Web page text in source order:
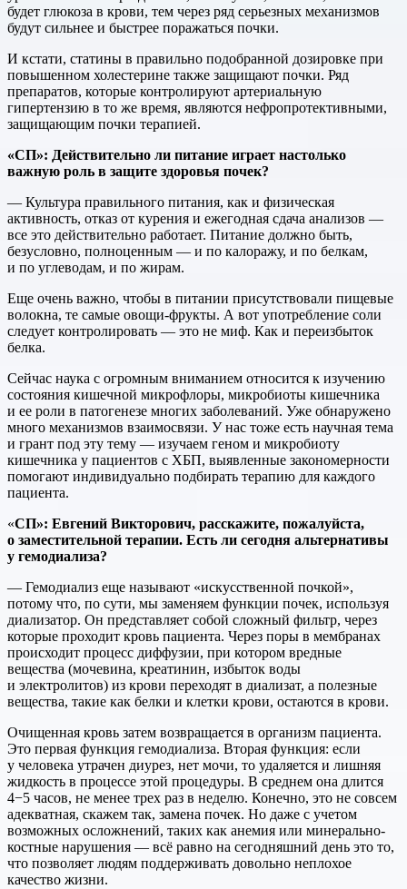
будет глюкоза в крови, тем через ряд серьезных механизмов
будут сильнее и быстрее поражаться почки.
И кстати, статины в правильно подобранной дозировке при
повышенном холестерине также защищают почки. Ряд
препаратов, которые контролируют артериальную
гипертензию в то же время, являются нефропротективными,
защищающим почки терапией.
«СП»: Действительно ли питание играет настолько
важную роль в защите здоровья почек?
— Культура правильного питания, как и физическая
активность, отказ от курения и ежегодная сдача анализов —
все это действительно работает. Питание должно быть,
безусловно, полноценным — и по калоражу, и по белкам,
и по углеводам, и по жирам.
Еще очень важно, чтобы в питании присутствовали пищевые
волокна, те самые овощи-фрукты. А вот употребление соли
следует контролировать — это не миф. Как и переизбыток
белка.
Сейчас наука с огромным вниманием относится к изучению
состояния кишечной микрофлоры, микробиоты кишечника
и ее роли в патогенезе многих заболеваний. Уже обнаружено
много механизмов взаимосвязи. У нас тоже есть научная тема
и грант под эту тему — изучаем геном и микробиоту
кишечника у пациентов с ХБП, выявленные закономерности
помогают индивидуально подбирать терапию для каждого
пациента.
«СП»: Евгений Викторович, расскажите, пожалуйста,
о заместительной терапии. Есть ли сегодня альтернативы
у гемодиализа?
— Гемодиализ еще называют «искусственной почкой»,
потому что, по сути, мы заменяем функции почек, используя
диализатор. Он представляет собой сложный фильтр, через
которые проходит кровь пациента. Через поры в мембранах
происходит процесс диффузии, при котором вредные
вещества (мочевина, креатинин, избыток воды
и электролитов) из крови переходят в диализат, а полезные
вещества, такие как белки и клетки крови, остаются в крови.
Очищенная кровь затем возвращается в организм пациента.
Это первая функция гемодиализа. Вторая функция: если
у человека утрачен диурез, нет мочи, то удаляется и лишняя
жидкость в процессе этой процедуры. В среднем она длится
4−5 часов, не менее трех раз в неделю. Конечно, это не совсем
адекватная, скажем так, замена почек. Но даже с учетом
возможных осложнений, таких как анемия или минерально-
костные нарушения — всё равно на сегодняшний день это то,
что позволяет людям поддерживать довольно неплохое
качество жизни.